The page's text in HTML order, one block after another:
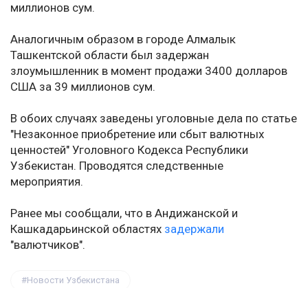
миллионов сум.
Аналогичным образом в городе Алмалык
Ташкентской области был задержан
злоумышленник в момент продажи 3400 долларов
США за 39 миллионов сум.
В обоих случаях заведены уголовные дела по статье
"Незаконное приобретение или сбыт валютных
ценностей" Уголовного Кодекса Республики
Узбекистан. Проводятся следственные
мероприятия.
Ранее мы сообщали, что в Андижанской и
Кашкадарьинской областях задержали
"валютчиков".
Новости Узбекистана